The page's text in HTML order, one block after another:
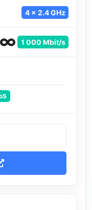
4 x 2.4 GHz
1 000 Mbit/s